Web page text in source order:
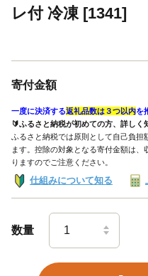
レ付 冷凍 [1341]
寄付金額
一度に決済する返礼品数は３つ以内を
🔰ふるさと納税が初めての方、詳しく
ふるさと納税では原則として自己負担
ます。控除の対象となる寄付金額は
りますのでご注意ください。
仕組みについて知る
数量